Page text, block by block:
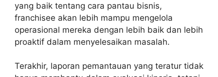
yang baik tentang cara pantau bisnis,
franchisee akan lebih mampu mengelola
operasional mereka dengan lebih baik dan lebih
proaktif dalam menyelesaikan masalah.
Terakhir, laporan pemantauan yang teratur tidak